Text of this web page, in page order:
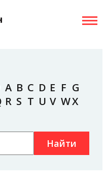
A B C D E F G
R S T U V WX
Найти